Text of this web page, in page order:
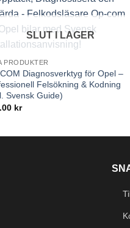
SLUT I LAGER
PRODUKTER
Diagnosverktyg för Opel –
Felsökning & Kodning
Svensk Guide)
kr